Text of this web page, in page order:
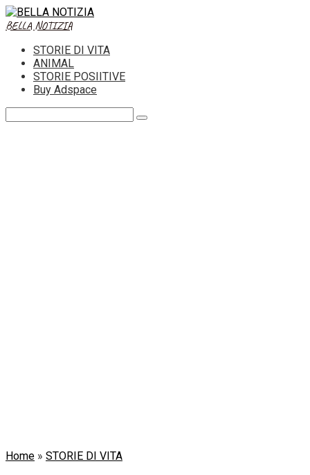
Skip
to
BELLA NOTIZIA
STORIE DI VITA
ANIMAL
STORIE POSIITIVE
Buy Adspace
Home » STORIE DI VITA